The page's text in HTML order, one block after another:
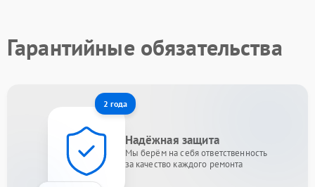
Гарантийные обязательства
2 года
Надёжная защита
Мы берём на себя ответственность
за качество каждого ремонта